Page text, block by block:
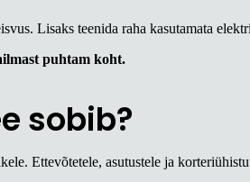
Lisaks teenida raha kasutamata
puhtam koht.
sobib?
Ettevõtetele, asutustele ja